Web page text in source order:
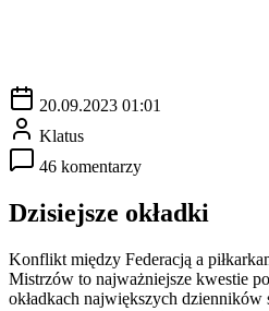
20.09.2023 01:01
Klatus
46 komentarzy
Dzisiejsze okładki
Konflikt między Federacją a
Mistrzów to najważniejsze kwestie
okładkach największych